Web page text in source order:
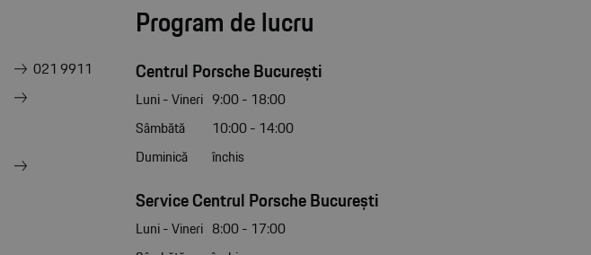
021 9911
Program de lucru
Centrul Porsche București
Luni - Vineri 9:00 - 18:00
Sâmbătă
10:00 - 14:00
Duminică
închis
Service Centrul Porsche București
Luni - Vineri 8:00 - 17:00